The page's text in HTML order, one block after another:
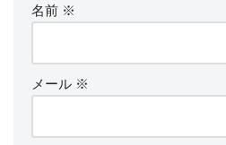
名前 ※
メール ※